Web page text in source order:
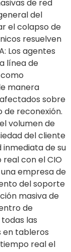
de red
del
el colapso de
resuelven
Los agentes
línea de
manera
sobre
de reconexión.
volumen de
del cliente
de su
real con el CIO
empresa de
del soporte
masiva de
de
las
en tableros
real el